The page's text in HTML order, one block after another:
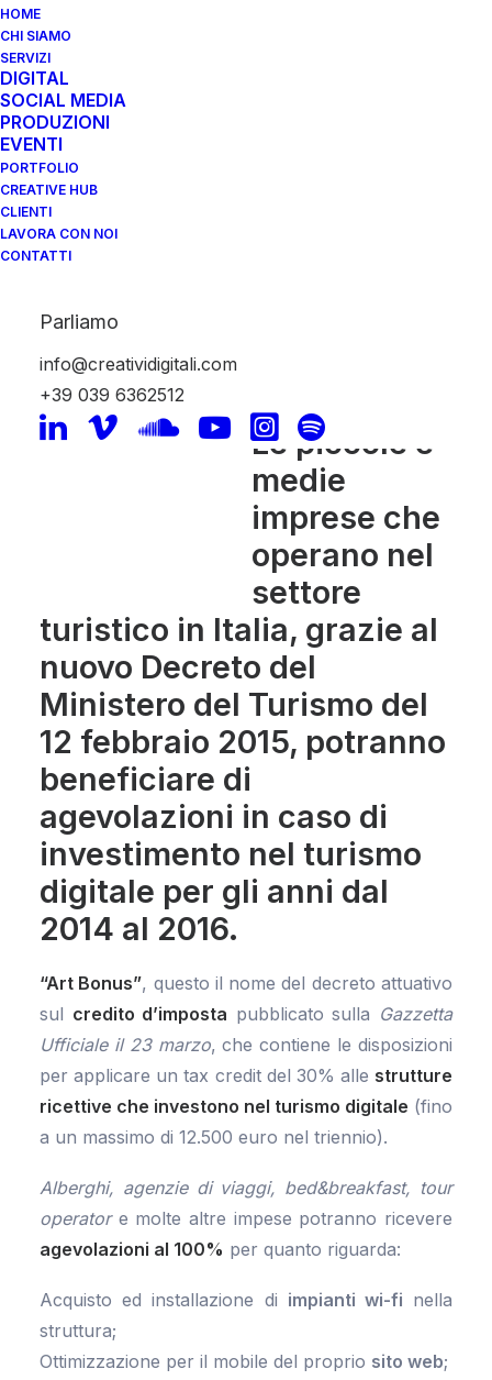
HOME
CHI SIAMO
SERVIZI
DIGITAL
SOCIAL MEDIA
PRODUZIONI
EVENTI
PORTFOLIO
CREATIVE HUB
CLIENTI
LAVORA CON NOI
CONTATTI
Parliamo
info@creatividigitali.com
+39 039 6362512
TURISMO DIGITALE:
DA OGGI CONVIENE
GRAZIE AL NUOVO
DEDICATO ALLE PMI.
Le piccole e
medie
imprese che
operano nel
settore
turistico in Italia, grazie al
nuovo Decreto del
Ministero del Turismo del
12 febbraio 2015, potranno
beneficiare di
agevolazioni in caso di
investimento nel turismo
digitale per gli anni dal
2014 al 2016.
“Art Bonus”, questo il nome del decreto attuativo
sul credito d’imposta pubblicato sulla Gazzetta
Ufficiale il 23 marzo, che contiene le disposizioni
per applicare un tax credit del 30% alle strutture
ricettive che investono nel turismo digitale (fino
a un massimo di 12.500 euro nel triennio).
Alberghi, agenzie di viaggi, bed&breakfast, tour
operatore molte altre impese potranno ricevere
agevolazioni al 100% per quanto riguarda:
Acquisto ed installazione di impianti wi-fi nella
struttura;
Ottimizzazione per il mobile del proprio sito web;